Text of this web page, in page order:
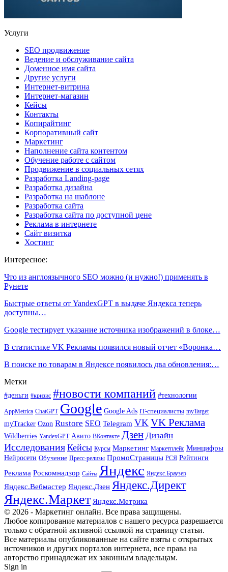
Услуги
SEO продвижение
Ведение и обслуживание сайта
Доменное имя сайта
Другие услуги
Интернет-витрина
Интернет-магазин
Кейсы
Контакты
Копирайтинг
Корпоративный сайт
Маркетинг
Наполнение сайта контентом
Обучение работе с сайтом
Продвижение в социальных сетях
Разработка Landing-page
Разработка дизайна
Разработка на шаблоне
Разработка сайта
Разработка сайта по доступной цене
Реклама в интернете
Сайт визитка
Хостинг
Интересное:
Что из англоязычного SEO можно (и нужно!) применять в
Рунете
Быстрые ответы от YandexGPT в выдаче Яндекса теперь
доступны…
Google тестирует указание источника изображений в блоке…
В статистике VK Рекламы появился новый отчет «Воронка…
В поиске по товарам в Яндексе появилось два обновления:…
Метки
#деньги #кризис #новости компаний #технологии
AppMetrica ChatGPT Google Google Ads IT-специалисты myTarget
myTracker Ozon Rustore SEO Telegram VK VK Реклама
Wildberries YandexGPT Авито ВКонтакте Дзен Дизайн
Исследования Кейсы Курсы Маркетинг Маркетплейс Минцифры
Нейросети Обучение Пресс-релизы ПромоСтраницы РСЯ Рейтинги
Реклама Роскомнадзор Сайты Яндекс Яндекс.Браузер
Яндекс.Вебмастер Яндекс.Дзен Яндекс.Директ
Яндекс.Маркет Яндекс.Метрика
© 2026 - Маркетинг онлайн. Все права защищены.
Любое копирование материалов с нашего ресурса разрешается
только с обратной активной ссылкой на страницу статьи.
Все материалы опубликованные на сайте взяты с открытых
источников и других порталов интернета, все права на
авторство принадлежат их законным владельцам.
Sign in